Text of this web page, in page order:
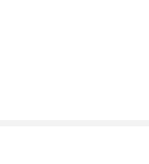
'딱 맞아 땅콩'을 구매한다. 그
고, 절반만 먹는 바람에 난감
야기를 계속 볼 수 있는 '미리